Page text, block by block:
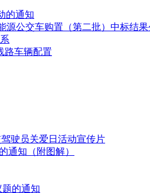
的通知
源公交车购置（第二批）中标结
路车辆配置
驶员关爱日活动宣传片
通知（附图解）
的通知